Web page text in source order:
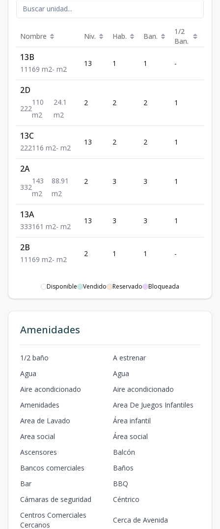
Nombre Niv. Hab. Ban.
1/2
Ban.
13B
1 1 1 69 m2- m2
13 1 1 -
2D
222
110
m2
24.1
m2
2 2 2 1
13C
222116 m2- m2
13 2 2 1
2A
332
143
m2
88.91
m2
2 3 3 1
13A
333161 m2- m2
13 3 3 1
2B
1 1 1 69 m2- m2
2 1 1 -
Disponible Vendido Reservado Bloqueada
Amenidades
1/2 baño
A estrenar
Agua
Agua
Aire acondicionado
Aire acondicionado
Amenidades
Area De Juegos Infantiles
Area de Lavado
Área infantil
Area social
Área social
Ascensores
Balcón
Bancos comerciales
Baños
Bar
BBQ
Cámaras de seguridad
Céntrico
Centros Comerciales
Cercanos
Cerca de Avenida